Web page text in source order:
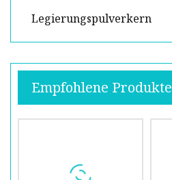
Legierungspulverkern
Empfohlene Produkte